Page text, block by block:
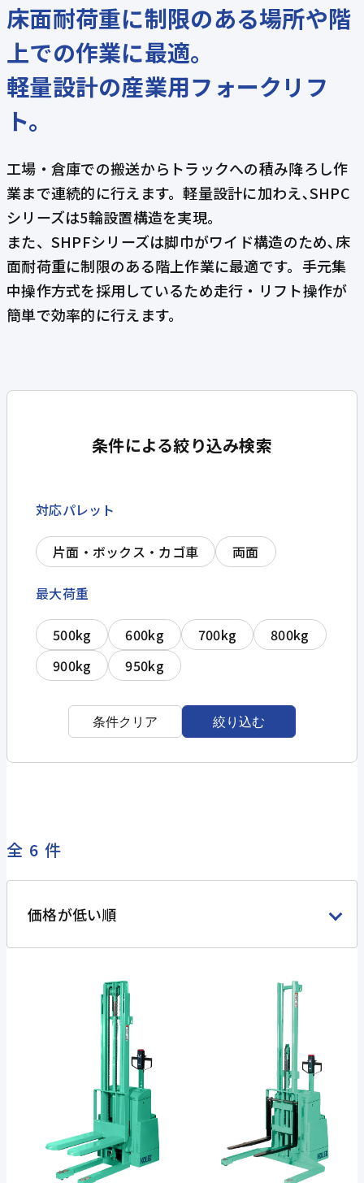
床面耐荷重に制限のある場所や階
上での作業に最適。
軽量設計の産業用フォークリフ
ト。
工場・倉庫での搬送からトラックへの積み降ろし作
業まで連続的に行えます。軽量設計に加わえ､SHPC
シリーズは5輪設置構造を実現。
また、SHPFシリーズは脚巾がワイド構造のため､床
面耐荷重に制限のある階上作業に最適です。手元集
中操作方式を採用しているため走行・リフト操作が
簡単で効率的に行えます。
条件による絞り込み検索
対応パレット
片面・ボックス・カゴ車 両面
最大荷重
500kg 600kg 700kg
800kg
900kg
950kg
条件クリア 絞り込む
全6件
価格が低い順